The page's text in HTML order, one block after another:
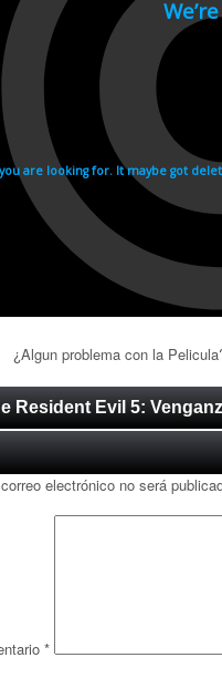
¿Algun problema con la
Resident Evil 5:
electrónico no será
*